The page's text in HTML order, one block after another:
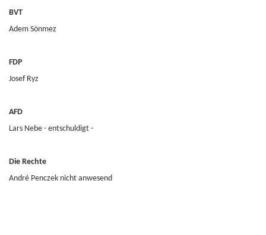
BVT
Adem Sönmez
FDP
Josef Ryz
AFD
Lars Nebe - entschuldigt -
Die Rechte
André Penczek nicht anwesend